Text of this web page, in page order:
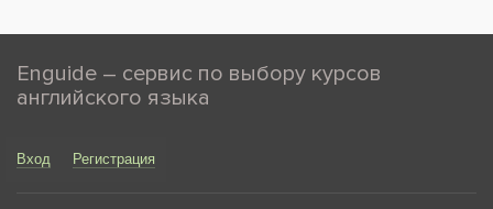
Enguide – сервис по выбору курсов
английского языка
Вход Регистрация